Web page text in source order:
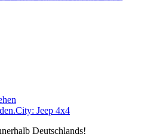
Jeep 4x4
Deutschlands!